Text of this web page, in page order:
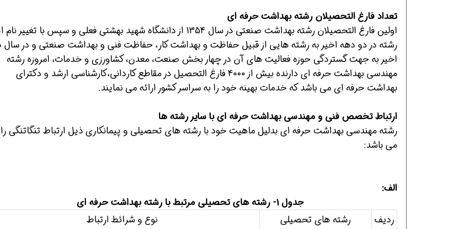
تعداد فارغ التحصیلان رشته بهداشت حرفه ای
اولین فارغ التحصیلان رشته بهداشت صنعتی در سال 1354 از دانشگاه شهید بهشتی فعلی و سپس با تغییر
رشته در دو دهه اخیر به رشته هایی از قبیل حفاظت و بهداشت کار، حفاظت فنی و بهداشت صنعتی و در
اخیر به جهت گستردگی حوزه فعالیت های آن در چهار بخش صنعت، معدن، کشاورزی و خدمات، امروزه رشته
مهندسی بهداشت حرفه ای دارنده بیش از 4000 فارغ التحصیل در مقاطع کاردانی،کارشناسی ارشد و دکترای
بهداشت حرفه ای می باشد که خدمات بهینه خود را به سراسر کشور ارائه می نمایند.
ارتباط تخصص فنی و مهندسی بهداشت حرفه ای با سایر رشته ها
رشته مهندسی بهداشت حرفه ای بدلیل ماهیت خود با رشته های تحصیلی و پیمانکاری ذیل ارتباط تنگاتنگی را
می باشد:
الف:
جدول 1- رشته های تحصیلی مرتبط با رشته بهداشت حرفه ای
ردیف
رشته های تحصیلی نوع و شرائط ارتباط